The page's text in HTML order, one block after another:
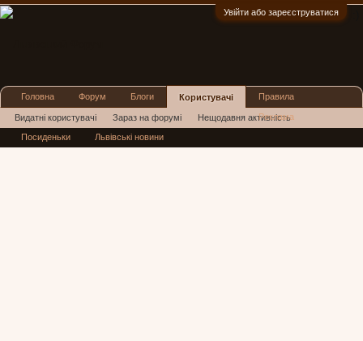
Увійти або зареєструватися
Головна Форум Блоги Користувачі
Видатні користувачі Зараз на форумі Нещодавня активність
Нові повідомлення профілю
Правила
Реклама
Посиденьки Львівські новини